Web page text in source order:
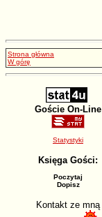
Strona główna
W górę
Goście On-Line
Statystyki
Księga Gości:
Poczytaj
Dopisz
Kontakt ze mną